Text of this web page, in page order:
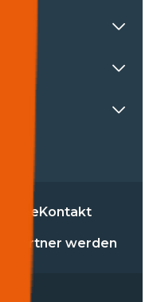
PresseKontakt
Partner werden